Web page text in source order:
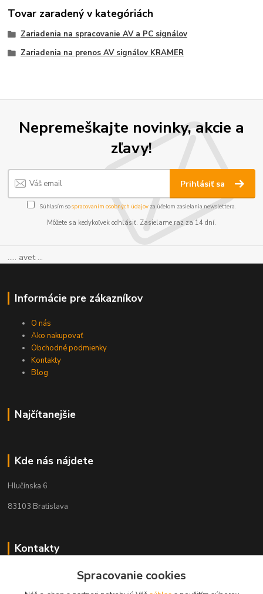
Tovar zaradený v kategóriách
Zariadenia na spracovanie AV a PC signálov
Zariadenia na prenos AV signálov KRAMER
Nepremeškajte novinky, akcie a
zľavy!
Prihlásiť sa
Súhlasím sospracovaním osobných údajov za účelom zasielania newslettera.
Môžete sa kedykoľvek odhlásiť. Zasielame raz za 14 dní.
..... avet ...
Informácie pre zákazníkov
O nás
Ako nakupovať
Obchodné podmienky
Kontakty
Blog
Najčítanejšie
Kde nás nájdete
Hlučínska 6
83103 Bratislava
Kontakty
+421 908 678 479Spracovanie cookies